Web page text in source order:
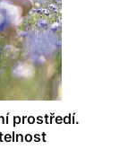
prostředí.